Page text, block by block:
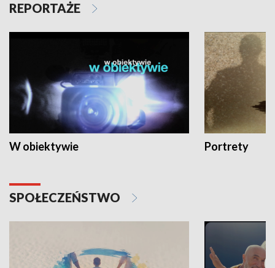
REPORTAŻE
W obiektywie Portrety
SPOŁECZEŃSTWO